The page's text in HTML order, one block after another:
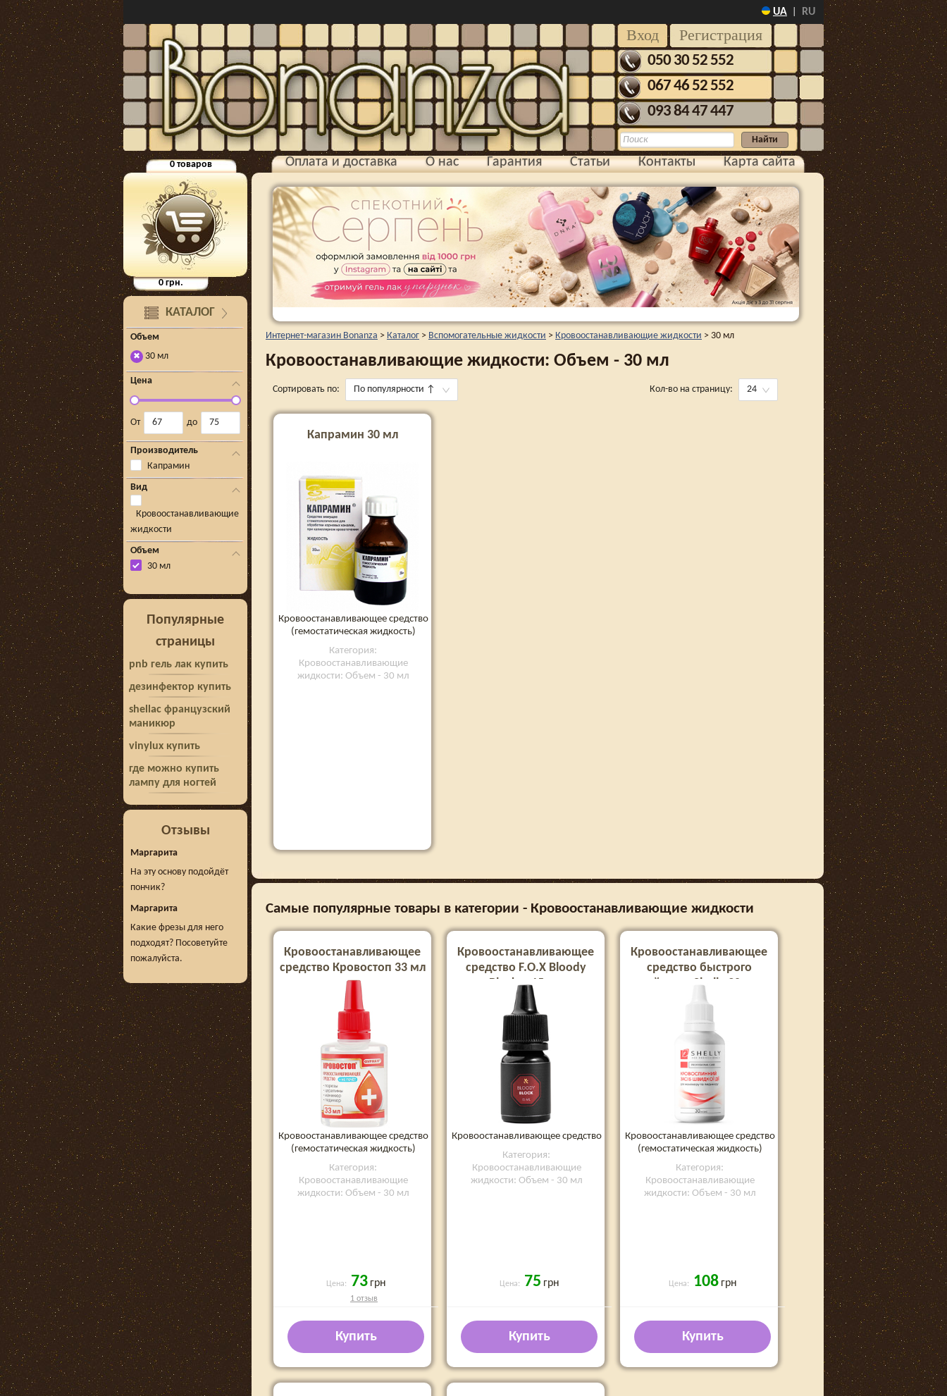
UA RU
Регистрация
Вход
050 30 52 552
067 46 52 552
093 84 47 447
0товаров
0грн.
КАТАЛОГ
Объем
✖ 30 мл
Цена
От до
Производитель
Капрамин
Вид
Кровоостанавливающие
жидкости
Объем
30 мл
Популярные
страницы
pnb гель лак купить
дезинфектор купить
shellac французский
маникюр
vinylux купить
где можно купить
лампу для ногтей
Отзывы
Маргарита
На эту основу подойдёт
пончик?
Маргарита
Какие фрезы для него
подходят? Посоветуйте
пожалуйста.
Оплата и доставка О нас Гарантия Статьи Контакты Карта сайта
Интернет-магазин Bonanza > Каталог > Вспомогательные жидкости > Кровоостанавливающие жидкости > 30 мл
Кровоостанавливающие жидкости: Объем - 30 мл
Сортировать по: По популярности ↑ Кол-во на страницу: 24
Капрамин 30 мл
Кровоостанавливающее средство
(гемостатическая жидкость)
Категория:
Кровоостанавливающие
жидкости: Объем - 30 мл
Самые популярные товары в категории - Кровоостанавливающие жидкости
Кровоостанавливающее
средство Кровостоп 33 мл
Кровоостанавливающее средство
(гемостатическая жидкость)
Категория:
Кровоостанавливающие
жидкости: Объем - 30 мл
Цена: 73 грн
1 отзыв
Купить
Кровоостанавливающее
средство F.O.X Bloody
Blocker 15 мл
Кровоостанавливающее средство
Категория:
Кровоостанавливающие
жидкости: Объем - 30 мл
Цена: 75 грн
Купить
Кровоостанавливающее
средство быстрого
действия Shelly 30 мл
Кровоостанавливающее средство
(гемостатическая жидкость)
Категория:
Кровоостанавливающие
жидкости: Объем - 30 мл
Цена: 108 грн
Купить